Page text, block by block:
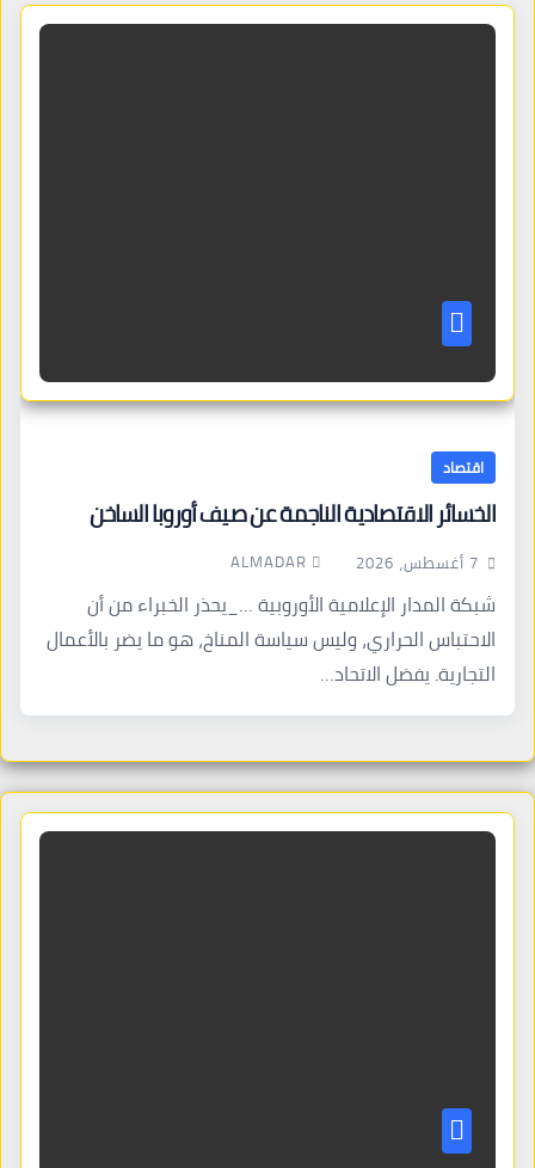
اقتصاد
الخسائر الاقتصادية الناجمة عن صيف أوروبا الساخن
7 أغسطس، 2026 ALMADAR
شبكة المدار الإعلامية الأوروبية …_يحذر الخبراء من أن
الاحتباس الحراري، وليس سياسة المناخ، هو ما يضر بالأعمال
التجارية. يفضل الاتحاد…